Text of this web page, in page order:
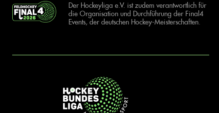
Der Hockeyliga e.V. ist zudem verantwortlich für
die Organisation und Durchführung der Final4
Events, der deutschen Hockey-Meisterschaften.